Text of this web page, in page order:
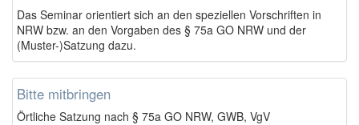
Das Seminar orientiert sich an den speziellen Vorschriften in
NRW bzw. an den Vorgaben des § 75a GO NRW und der
(Muster-)Satzung dazu.
Bitte mitbringen
Örtliche Satzung nach § 75a GO NRW, GWB, VgV